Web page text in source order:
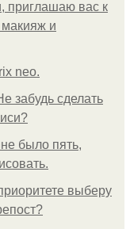
приглашаю вас к
и
neo.
забудь сделать
было пять,
выберу